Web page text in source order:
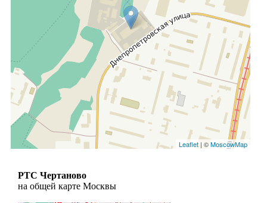
Leaflet | ©MoscowMap
РТС Чертаново
на общей карте Москвы